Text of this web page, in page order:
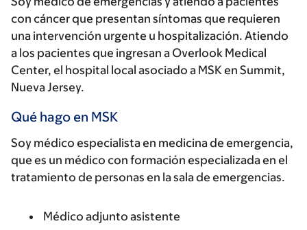
con cáncer que presentan síntomas que requieren
una intervención urgente u hospitalización. Atiendo
a los pacientes que ingresan a Overlook Medical
Center, el hospital local asociado a MSK en Summit,
Nueva Jersey.
Qué hago en MSK
Soy médico especialista en medicina de emergencia,
que es un médico con formación especializada en el
tratamiento de personas en la sala de emergencias.
Médico adjunto asistente